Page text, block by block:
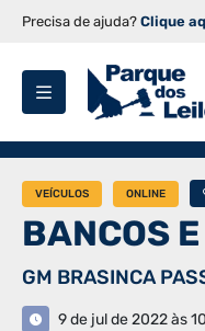
Precisa de ajuda? Clique
VEÍCULOS ONLINE
BANCOS
GM BRASINCA
9 de jul de 2022 às